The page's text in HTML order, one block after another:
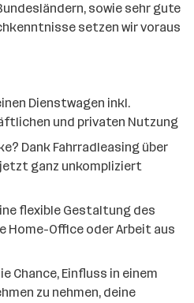
sowie sehr gute
setzen wir voraus
Dienstwagen inkl.
und privaten Nutzung
Dank Fahrradleasing über
ganz unkompliziert
flexible Gestaltung des
Home-Office oder Arbeit aus
Chance, Einfluss in einem
zu nehmen, deine